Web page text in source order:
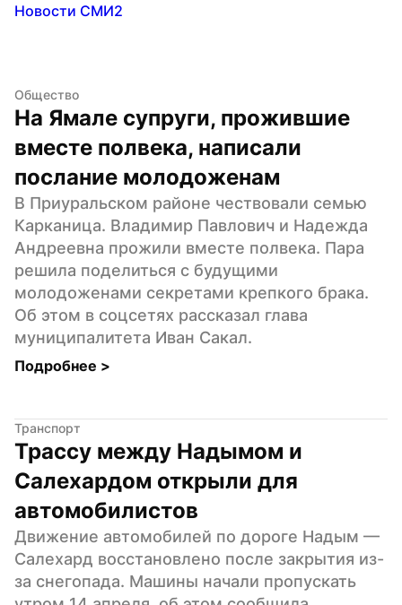
Новости СМИ2
Общество
На Ямале супруги, прожившие
вместе полвека, написали
послание молодоженам
В Приуральском районе чествовали семью
Карканица. Владимир Павлович и Надежда
Андреевна прожили вместе полвека. Пара
решила поделиться с будущими
молодоженами секретами крепкого брака.
Об этом в соцсетях рассказал глава
муниципалитета Иван Сакал.
Подробнее >
Транспорт
Трассу между Надымом и
Салехардом открыли для
автомобилистов
Движение автомобилей по дороге Надым —
Салехард восстановлено после закрытия из-
за снегопада. Машины начали пропускать